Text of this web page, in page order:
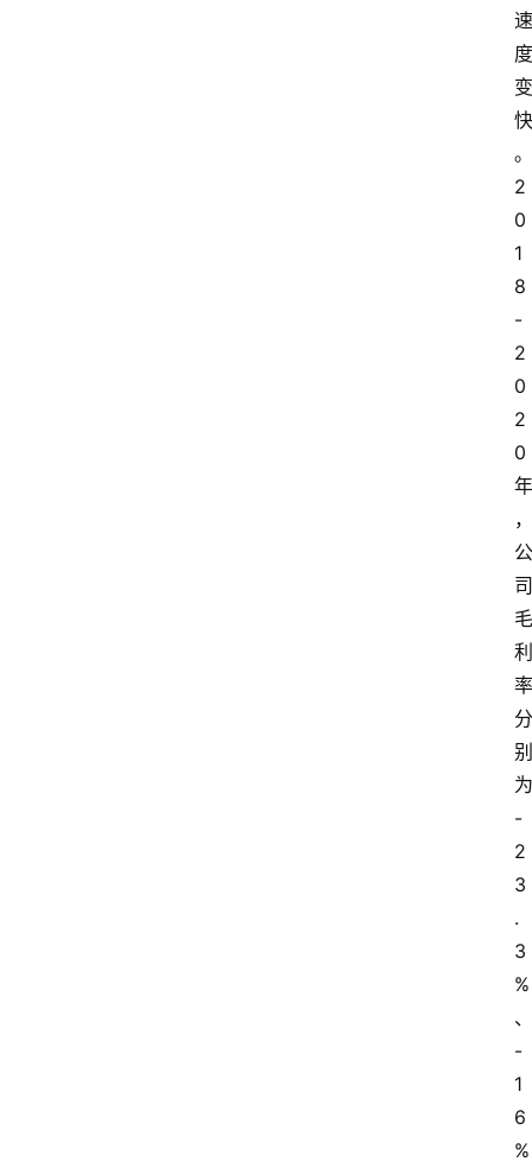
速
度
变
快
。
2
0
1
8
-
2
0
2
0
年
，
公
司
毛
利
率
分
别
为
-
2
3
.
3
%
、
-
1
6
%